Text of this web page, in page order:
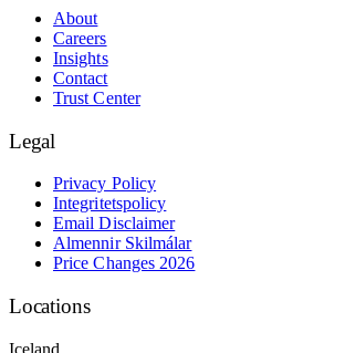
About
Careers
Insights
Contact
Trust Center
Legal
Privacy Policy
Integritetspolicy
Email Disclaimer
Almennir Skilmálar
Price Changes 2026
Locations
Iceland